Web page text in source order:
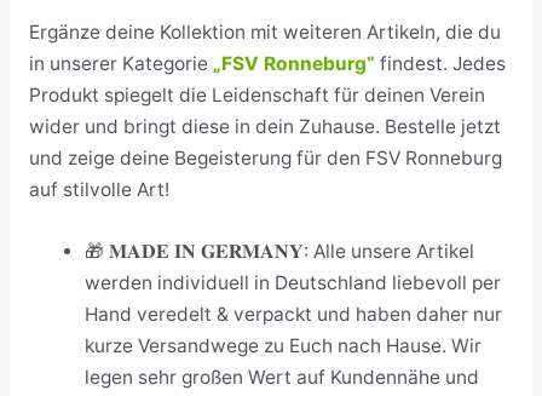
Ergänze deine Kollektion mit weiteren Artikeln, die du
in unserer Kategorie „FSV Ronneburg“ findest. Jedes
Produkt spiegelt die Leidenschaft für deinen Verein
wider und bringt diese in dein Zuhause. Bestelle jetzt
und zeige deine Begeisterung für den FSV Ronneburg
auf stilvolle Art!
🎁 𝐌𝐀𝐃𝐄 𝐈𝐍 𝐆𝐄𝐑𝐌𝐀𝐍𝐘: Alle unsere Artikel
werden individuell in Deutschland liebevoll per
Hand veredelt & verpackt und haben daher nur
kurze Versandwege zu Euch nach Hause. Wir
legen sehr großen Wert auf Kundennähe und